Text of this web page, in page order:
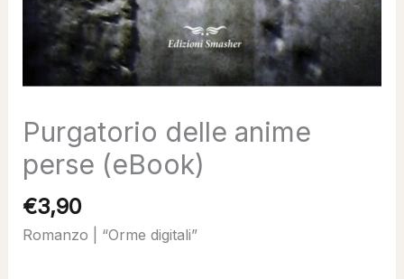
Purgatorio delle anime
perse (eBook)
€3,90
Romanzo | “Orme digitali”